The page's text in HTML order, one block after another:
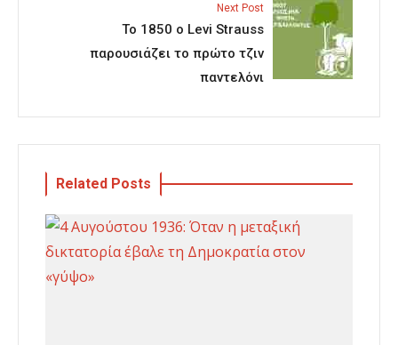
Next Post
Το 1850 ο Levi Strauss
παρουσιάζει το πρώτο τζιν
παντελόνι
Related Posts